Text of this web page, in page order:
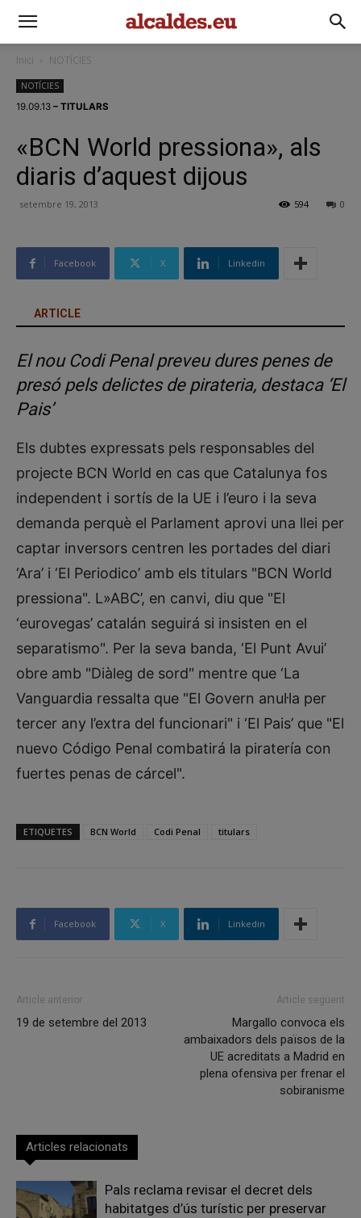
Inici NOTÍCIES
NOTÍCIES
19.09.13 – TITULARS
«BCN World pressiona», als
diaris d’aquest dijous
setembre 19, 2013 0
594
Facebook X Linkedin
ARTICLE
El nou Codi Penal preveu dures penes de
presó pels delictes de pirateria, destaca ‘El
Pais’
Els dubtes expressats pels responsables del
projecte BCN World en cas que Catalunya fos
independent i sortís de la UE i l’euro i la seva
demanda perquè el Parlament aprovi una llei per
captar inversors centren les portades del diari
‘Ara’ i ‘El Periodico’ amb els titulars "BCN World
pressiona". L»ABC’, en canvi, diu que "El
‘eurovegas’ catalán seguirá si insisten en el
separatismo". Per la seva banda, ‘El Punt Avui’
obre amb "Diàleg de sord" mentre que ‘La
Vanguardia ressalta que "El Govern anul·la per
tercer any l’extra del funcionari" i ‘El Pais’ que "El
nuevo Código Penal combatirá la piratería con
fuertes penas de cárcel".
ETIQUETES BCN World Codi Penal titulars
Facebook X Linkedin
Article anterior
19 de setembre del 2013
Article següent
Margallo convoca els
ambaixadors dels països de la
UE acreditats a Madrid en
plena ofensiva per frenar el
sobiranisme
Articles relacionats
Pals reclama revisar el decret dels
habitatges d’ús turístic per preservar